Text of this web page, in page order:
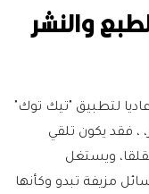
والنشر
لتطبيق "تيك توك"
فقد يكون تلقي
ويستغل
مزيفة تبدو وكأنها